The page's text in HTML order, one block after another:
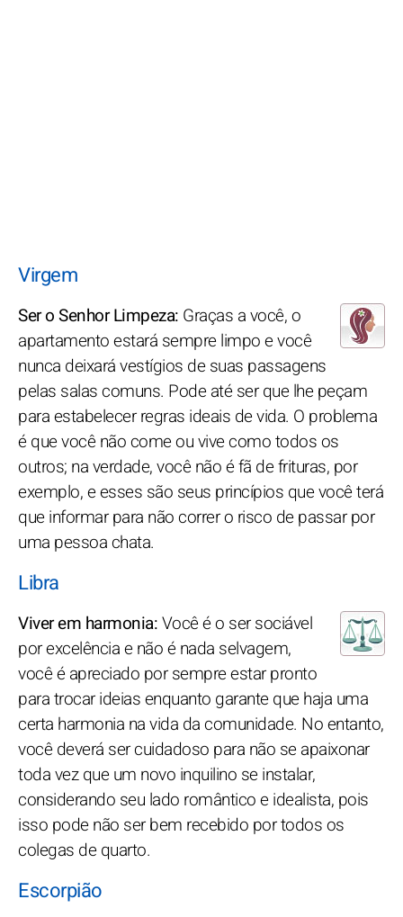
Virgem
Ser o Senhor Limpeza: Graças a você, o
apartamento estará sempre limpo e você
nunca deixará vestígios de suas passagens
pelas salas comuns. Pode até ser que lhe peçam
para estabelecer regras ideais de vida. O problema
é que você não come ou vive como todos os
outros; na verdade, você não é fã de frituras, por
exemplo, e esses são seus princípios que você terá
que informar para não correr o risco de passar por
uma pessoa chata.
Libra
Viver em harmonia:Você é o ser sociável
por excelência e não é nada selvagem,
você é apreciado por sempre estar pronto
para trocar ideias enquanto garante que haja uma
certa harmonia na vida da comunidade. No entanto,
você deverá ser cuidadoso para não se apaixonar
toda vez que um novo inquilino se instalar,
considerando seu lado romântico e idealista, pois
isso pode não ser bem recebido por todos os
colegas de quarto.
Escorpião